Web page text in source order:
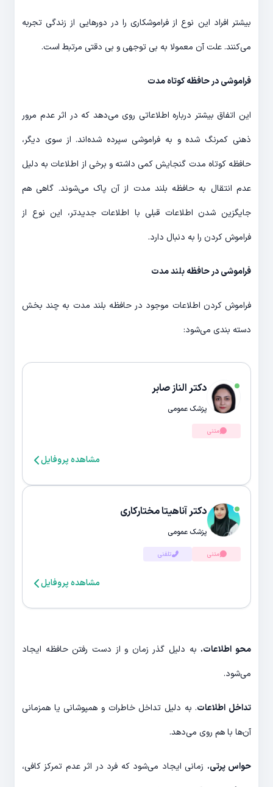
بیشتر افراد این نوع از فراموشکاری را در دور‌هایی از زندگی تجربه
می‌کنند. علت آن معمولا به بی توجهی و بی دقتی مرتبط است.
فراموشی در حافظه کوتاه مدت
این اتفاق بیشتر درباره اطلاعاتی روی می‌دهد که در اثر عدم مرور
ذهنی کمرنگ شده و به فراموشی سپرده شده‌اند. از سوی دیگر،
حافظه کوتاه مدت گنجایش کمی داشته و برخی از اطلاعات به دلیل
عدم انتقال به حافظه بلند مدت از آن پاک می‌شوند. گاهی هم
جایگزین شدن اطلاعات قبلی با اطلاعات جدیدتر، این نوع از
فراموش کردن را به دنبال دارد.
فراموشی در حافظه بلند مدت
فراموش کردن اطلاعات موجود در حافظه بلند مدت به چند بخش
دسته بندی می‌شود:
دکتر الناز صابر
پزشک عمومی
متنی
مشاهده پروفایل
دکتر آناهیتا مختارکاری
پزشک عمومی
متنی تلفنی
مشاهده پروفایل
محو اطلاعات. به دلیل گذر زمان و از دست رفتن حافظه ایجاد
می‌شود.
تداخل اطلاعات. به دلیل تداخل خاطرات و همپوشانی یا همزمانی
آن‌ها با هم روی می‌دهد.
حواس پرتی. زمانی ایجاد می‌شود که فرد در اثر عدم تمرکز کافی،